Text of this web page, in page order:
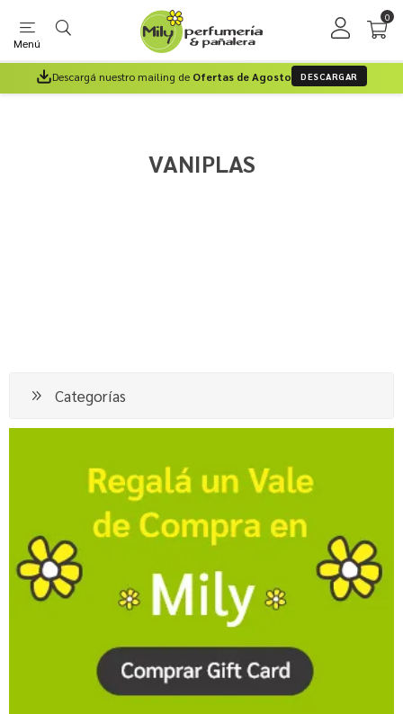
Menú
0
Descargá nuestro mailing de Ofertas de Agosto DESCARGAR
VANIPLAS
Categorías